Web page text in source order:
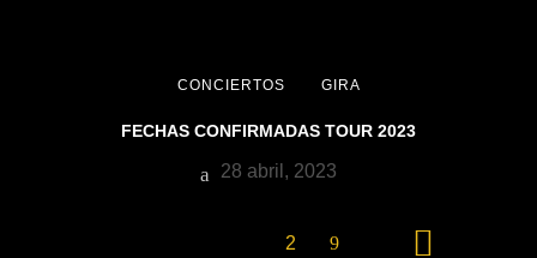
CONCIERTOS GIRA
FECHAS CONFIRMADAS TOUR 2023
28 abril, 2023
2